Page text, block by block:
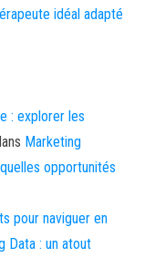
idéal adapté
: explorer les
Marketing
opportunités
pour naviguer en
Data : un atout